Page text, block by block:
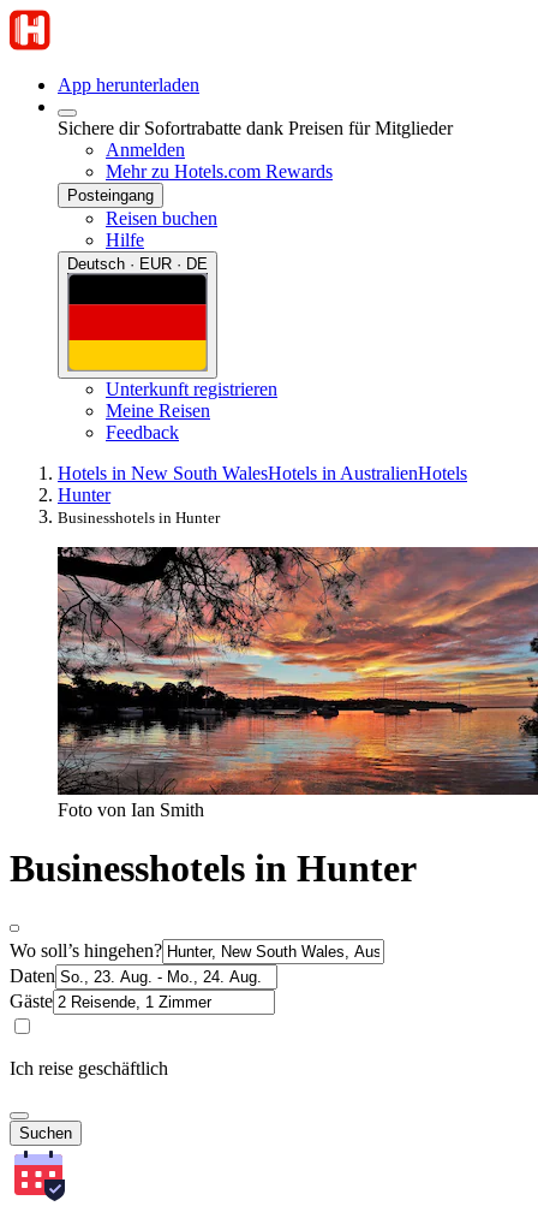
App herunterladen
Sichere dir Sofortrabatte dank Preisen für Mitglieder
Anmelden
Mehr zu Hotels.com Rewards
Posteingang
Reisen buchen
Hilfe
Deutsch · EUR · DE
Unterkunft registrieren
Meine Reisen
Feedback
Hotels in New South WalesHotels in AustralienHotels
Hunter
Businesshotels in Hunter
Foto von Ian Smith
Businesshotels in Hunter
Wo soll’s hingehen?
Daten
Gäste
Ich reise geschäftlich
Suchen